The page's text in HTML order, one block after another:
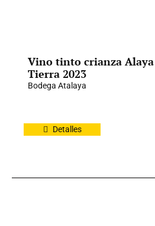
Vino tinto crianza Alaya
Tierra 2023
Bodega Atalaya
Detalles